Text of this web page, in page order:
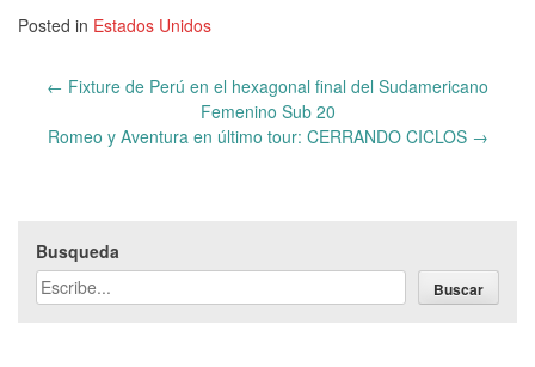
Posted in Estados Unidos
Post
← Fixture de Perú en el hexagonal final del Sudamericano
Femenino Sub 20
Romeo y Aventura en último tour: CERRANDO CICLOS →
Busqueda
Buscar